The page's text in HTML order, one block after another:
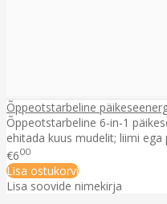
Õppeotstarbeline
Õppeotstarbeline 6-in-1
ehitada kuus mudelit; liimi ega
€600
Lisa ostukorvi
Lisa soovide nimekirja